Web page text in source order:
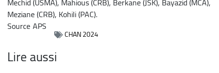
Meziane (CRB), Kohili (PAC).
SourceAPS
CHAN 2024
Lire aussi